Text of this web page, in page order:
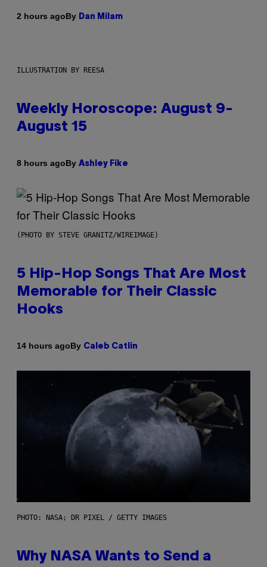
2 hours agoBy Dan Milam
ILLUSTRATION BY REESA
Weekly Horoscope: August 9-
August 15
8 hours agoBy Ashley Fike
(PHOTO BY STEVE GRANITZ/WIREIMAGE)
5 Hip-Hop Songs That Are Most
Memorable for Their Classic
Hooks
14 hours agoBy Caleb Catlin
PHOTO: NASA; DR PIXEL / GETTY IMAGES
Why NASA Wants to Send a